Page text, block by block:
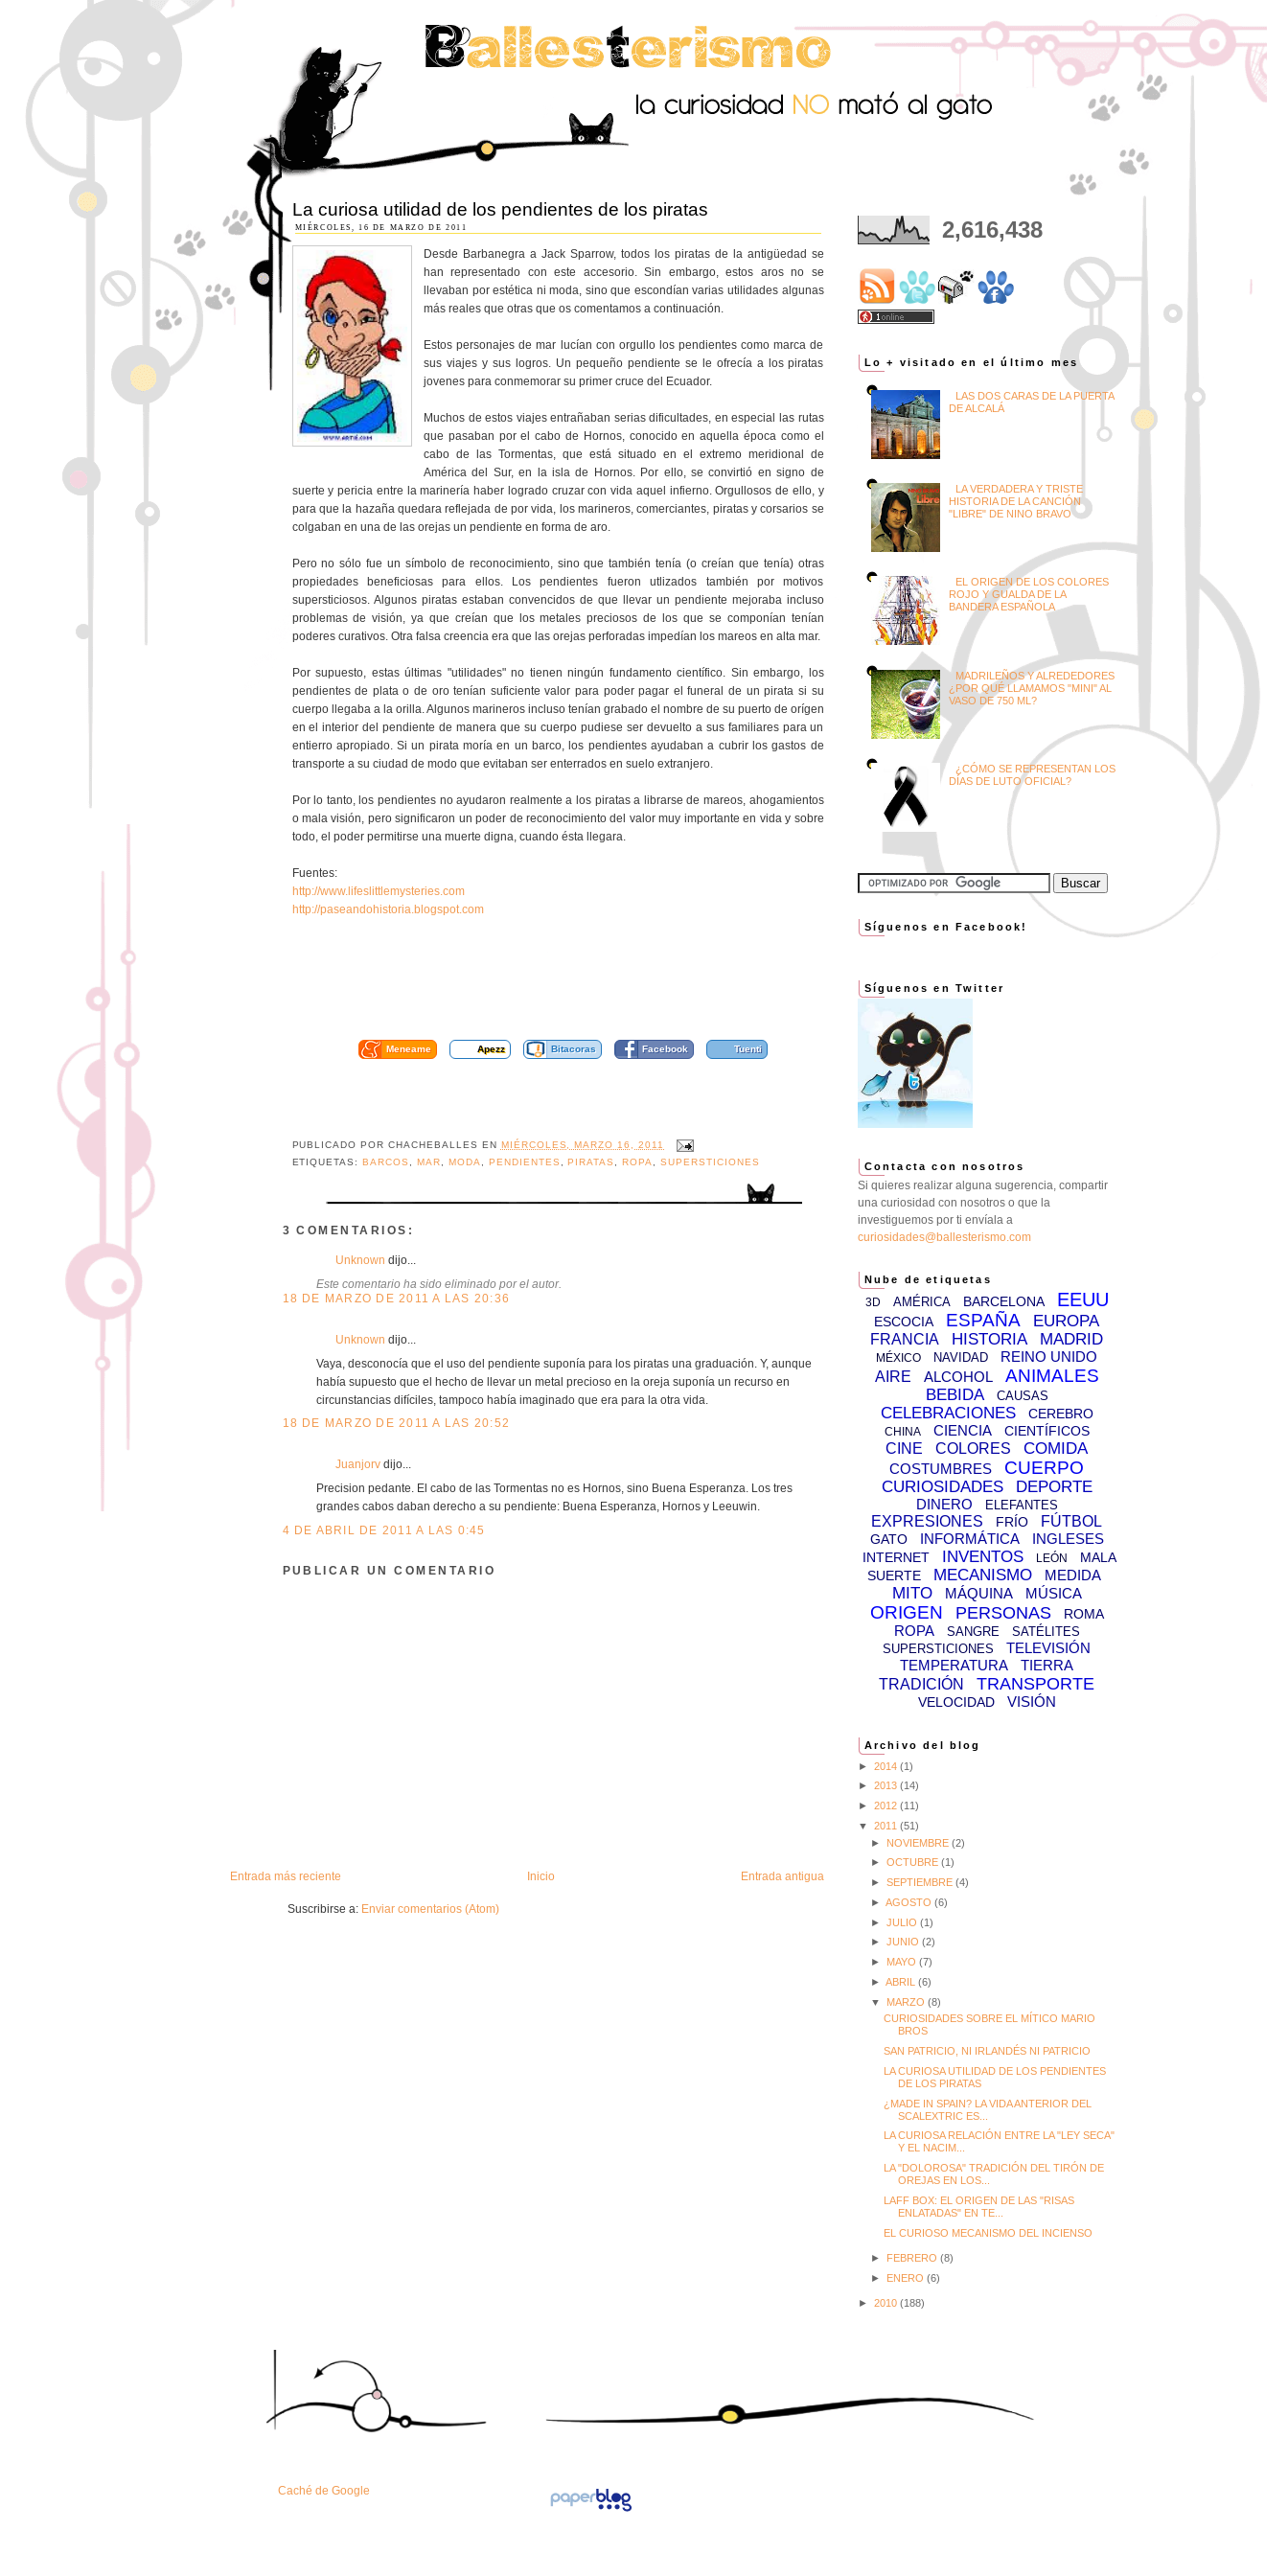
La curiosa utilidad de los pendientes de los piratas
MIÉRCOLES, 16 DE MARZO DE 2011
Desde Barbanegra a Jack Sparrow, todos los piratas de la antigüedad se
han representado con este accesorio. Sin embargo, estos aros no se
llevaban por estética ni moda, sino que escondían varias utilidades algunas
más reales que otras que os comentamos a continuación.
Estos personajes de mar lucían con orgullo los pendientes como marca de
sus viajes y sus logros. Un pequeño pendiente se le ofrecía a los piratas
jovenes para conmemorar su primer cruce del Ecuador.
Muchos de estos viajes entrañaban serias dificultades, en especial las rutas
que pasaban por el cabo de Hornos, conocido en aquella época como el
cabo de las Tormentas, que está situado en el extremo meridional de
América del Sur, en la isla de Hornos. Por ello, se convirtió en signo de
suerte y pericia entre la marinería haber logrado cruzar con vida aquel infierno. Orgullosos de ello, y
para que la hazaña quedara reflejada de por vida, los marineros, comerciantes, piratas y corsarios se
colgaban en una de las orejas un pendiente en forma de aro.
Pero no sólo fue un símbolo de reconocimiento, sino que también tenía (o creían que tenía) otras
propiedades beneficiosas para ellos. Los pendientes fueron utlizados también por motivos
supersticiosos. Algunos piratas estaban convencidos de que llevar un pendiente mejoraba incluso
problemas de visión, ya que creían que los metales preciosos de los que se componían tenían
poderes curativos. Otra falsa creencia era que las orejas perforadas impedían los mareos en alta mar.
Por supuesto, estas últimas "utilidades" no tienen ningún fundamento científico. Sin embargo, los
pendientes de plata o de oro tenían suficiente valor para poder pagar el funeral de un pirata si su
cuerpo llegaba a la orilla. Algunos marineros incluso tenían grabado el nombre de su puerto de orígen
en el interior del pendiente de manera que su cuerpo pudiese ser devuelto a sus familiares para un
entierro apropiado. Si un pirata moría en un barco, los pendientes ayudaban a cubrir los gastos de
transporte a su ciudad de modo que evitaban ser enterrados en suelo extranjero.
Por lo tanto, los pendientes no ayudaron realmente a los piratas a librarse de mareos, ahogamientos
o mala visión, pero significaron un poder de reconocimiento del valor muy importante en vida y sobre
todo, el poder permitirse una muerte digna, cuando ésta llegara.
Fuentes:
http://www.lifeslittlemysteries.com
http://paseandohistoria.blogspot.com
Meneame Apezz Bitacoras Facebook Tuenti
PUBLICADO PORCHACHEBALLES EN MIÉRCOLES, MARZO 16, 2011
ETIQUETAS:BARCOS ,MAR MODA PENDIENTES ,PIRATAS ,ROPA ,SUPERSTICIONES
3 COMENTARIOS:
Unknown dijo...
Este comentario ha sido eliminado por el autor.
18 DE MARZO DE 2011 A LAS 20:36
Unknown dijo...
Vaya, desconocía que el uso del pendiente suponía para los piratas una graduación. Y, aunque
había supuesto que el hecho de llevar un metal precioso en la oreja suponía un recurso en
circunstancias difíciles, tampoco había imaginado que era para la otra vida.
18 DE MARZO DE 2011 A LAS 20:52
Juanjorvdijo...
Precision pedante. El cabo de las Tormentas no es Hornos, sino Buena Esperanza. Los tres
grandes cabos daban derecho a su pendiente: Buena Esperanza, Hornos y Leeuwin.
4 DE ABRIL DE 2011 A LAS 0:45
PUBLICAR UN COMENTARIO
Entrada más reciente Entrada antigua
Inicio
Suscribirse a: Enviar comentarios (Atom)
2,616,438
Lo + visitado en el último mes
LAS DOS CARAS DE LA PUERTA
DE ALCALÁ
LA VERDADERA Y TRISTE
HISTORIA DE LA CANCIÓN
"LIBRE" DE NINO BRAVO
EL ORIGEN DE LOS COLORES
ROJO Y GUALDA DE LA
BANDERA ESPAÑOLA
MADRILEÑOS Y ALREDEDORES
¿POR QUÉ LLAMAMOS "MINI" AL
VASO DE 750 ML?
¿CÓMO SE REPRESENTAN LOS
DÍAS DE LUTO OFICIAL?
Síguenos en Facebook!
Síguenos en Twitter
Contacta con nosotros
Si quieres realizar alguna sugerencia, compartir
una curiosidad con nosotros o que la
investiguemos por ti envíala a
curiosidades@ballesterismo.com
Nube de etiquetas
3D AMÉRICA BARCELONA EEUU
ESCOCIA ESPAÑA EUROPA
FRANCIA HISTORIA MADRID
MÉXICO NAVIDAD
REINO UNIDO
AIRE
ALCOHOL ANIMALES
BEBIDA CAUSAS
CELEBRACIONES CEREBRO
CHINA CIENCIA CIENTÍFICOS
CINE COLORES COMIDA
COSTUMBRES CUERPO
CURIOSIDADES DEPORTE
DINERO ELEFANTES
EXPRESIONES FRÍO FÚTBOL
GATO INFORMÁTICA INGLESES
INTERNET INVENTOS LEÓN
MALA
SUERTE
MECANISMO MEDIDA
MITO MÁQUINA MÚSICA
ORIGEN PERSONAS ROMA
ROPA SANGRE
SATÉLITES
SUPERSTICIONES
TELEVISIÓN
TEMPERATURA
TIERRA
TRADICIÓN
TRANSPORTE
VELOCIDAD VISIÓN
Archivo del blog
► 2014 (1)
► 2013 (14)
► 2012 (11)
▼ 2011 (51)
►
NOVIEMBRE (2)
► OCTUBRE (1)
► SEPTIEMBRE (4)
► AGOSTO (6)
► JULIO (1)
► JUNIO (2)
►
MAYO (7)
► ABRIL (6)
▼
MARZO (8)
CURIOSIDADES SOBRE EL MÍTICO MARIO
BROS
SAN PATRICIO, NI IRLANDÉS NI PATRICIO
LA CURIOSA UTILIDAD DE LOS PENDIENTES
DE LOS PIRATAS
¿MADE IN SPAIN? LA VIDA ANTERIOR DEL
SCALEXTRIC ES...
LA CURIOSA RELACIÓN ENTRE LA "LEY SECA"
Y EL NACIM...
LA "DOLOROSA" TRADICIÓN DEL TIRÓN DE
OREJAS EN LOS...
LAFF BOX: EL ORIGEN DE LAS "RISAS
ENLATADAS" EN TE...
EL CURIOSO MECANISMO DEL INCIENSO
► FEBRERO (8)
►
ENERO (6)
► 2010 (188)
Caché de Google